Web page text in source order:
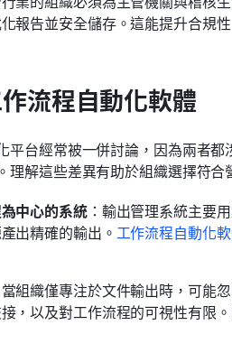
報告並安全儲存。這能提升合規
流程自動化軟體
平台經常被一併討論，因為兩者都
理解這些差異有助於組織選擇符合
中心的系統：輸出管理系統主要
出精確的輸出。 工作流程自動化
當組織僅專注於文件輸出時，可能
，以及對工作流程的可視性有限